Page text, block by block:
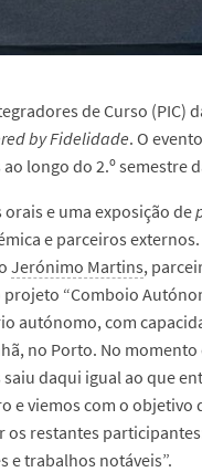
de Curso (PIC)
by Fidelidade. O
longo do 2.º semestre
e uma exposição de
e parceiros
Jerónimo Martins,
“Comboio
autónomo, com
no Porto. No
daqui igual ao que
viemos com o objetivo
restantes
e trabalhos notáveis”.